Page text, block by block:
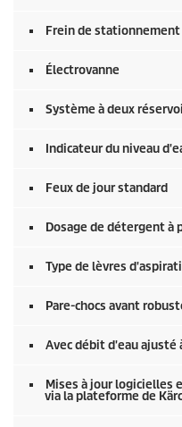
Frein de stationnement
Électrovanne
Système à deux
Indicateur du niveau
Feux de jour standard
Dosage de détergent à
Type de lèvres
Pare-chocs avant
Avec débit d'eau ajusté
Mises à jour logicielles
via la plateforme de